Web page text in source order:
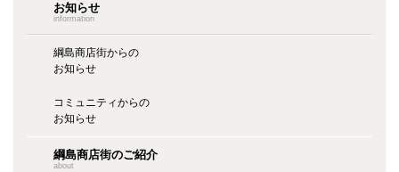
お知らせ
information
綱島商店街からの
お知らせ
コミュニティからの
お知らせ
綱島商店街のご紹介
about